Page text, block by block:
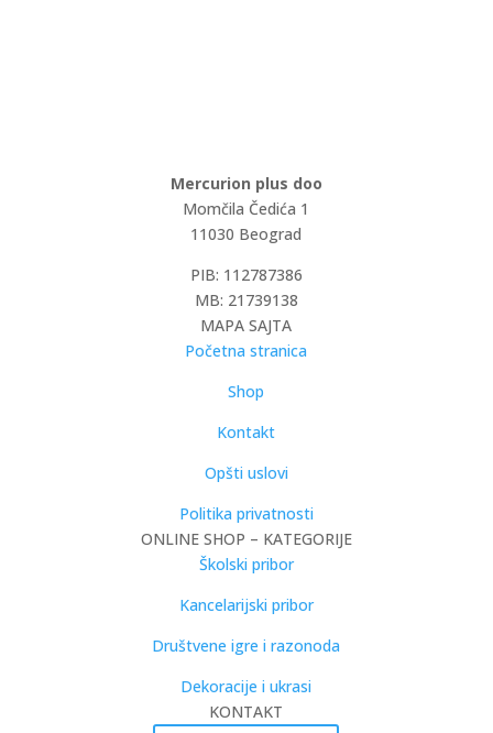
Mercurion plus doo
Momčila Čedića 1
11030 Beograd
PIB: 112787386
MB: 21739138
MAPA SAJTA
Početna stranica
Shop
Kontakt
Opšti uslovi
Politika privatnosti
ONLINE SHOP – KATEGORIJE
Školski pribor
Kancelarijski pribor
Društvene igre i razonoda
Dekoracije i ukrasi
KONTAKT